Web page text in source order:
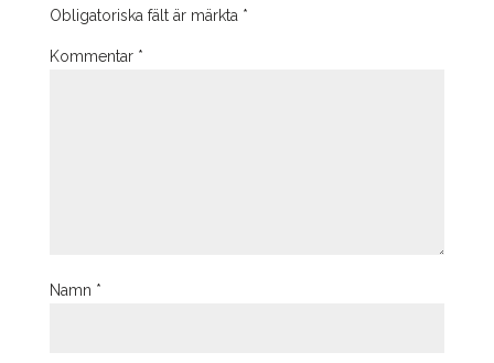
Obligatoriska fält är märkta *
Kommentar *
Namn *